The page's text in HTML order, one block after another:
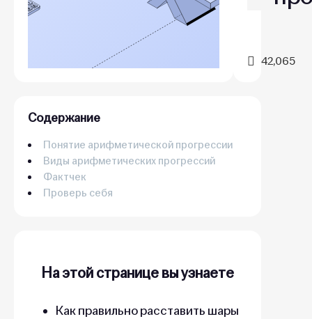
42,065
Содержание
Понятие арифметической прогрессии
Виды арифметических прогрессий
Фактчек
Проверь себя
На этой странице вы узнаете
Как правильно расставить шары